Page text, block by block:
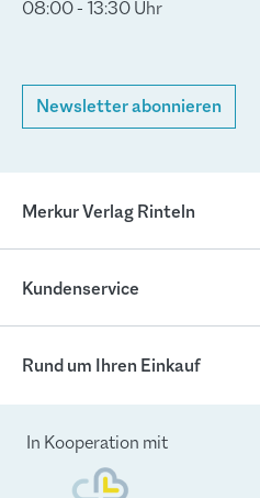
08:00 - 13:30 Uhr
Newsletter abonnieren
Merkur Verlag Rinteln
Kundenservice
Rund um Ihren Einkauf
In Kooperation mit